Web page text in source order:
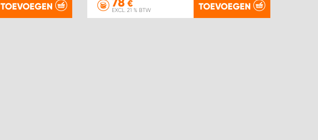
TOEVOEGEN €
EXCL. 21 % BTW TOEVOEGEN